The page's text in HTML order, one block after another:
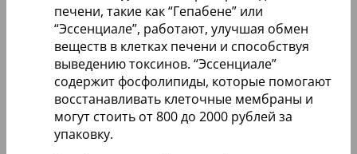
печени, такие как “Гепабене” или
“Эссенциале”, работают, улучшая обмен
веществ в клетках печени и способствуя
выведению токсинов. “Эссенциале”
содержит фосфолипиды, которые помогают
восстанавливать клеточные мембраны и
могут стоить от 800 до 2000 рублей за
упаковку.